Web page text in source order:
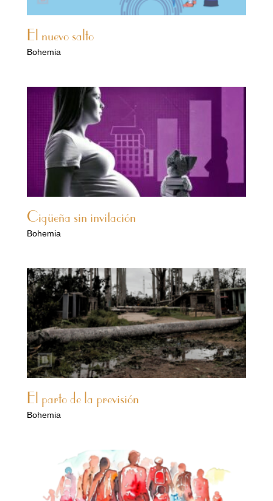
El nuevo salto
Bohemia
Cigüeña sin invitación
Bohemia
El parto de la previsión
Bohemia